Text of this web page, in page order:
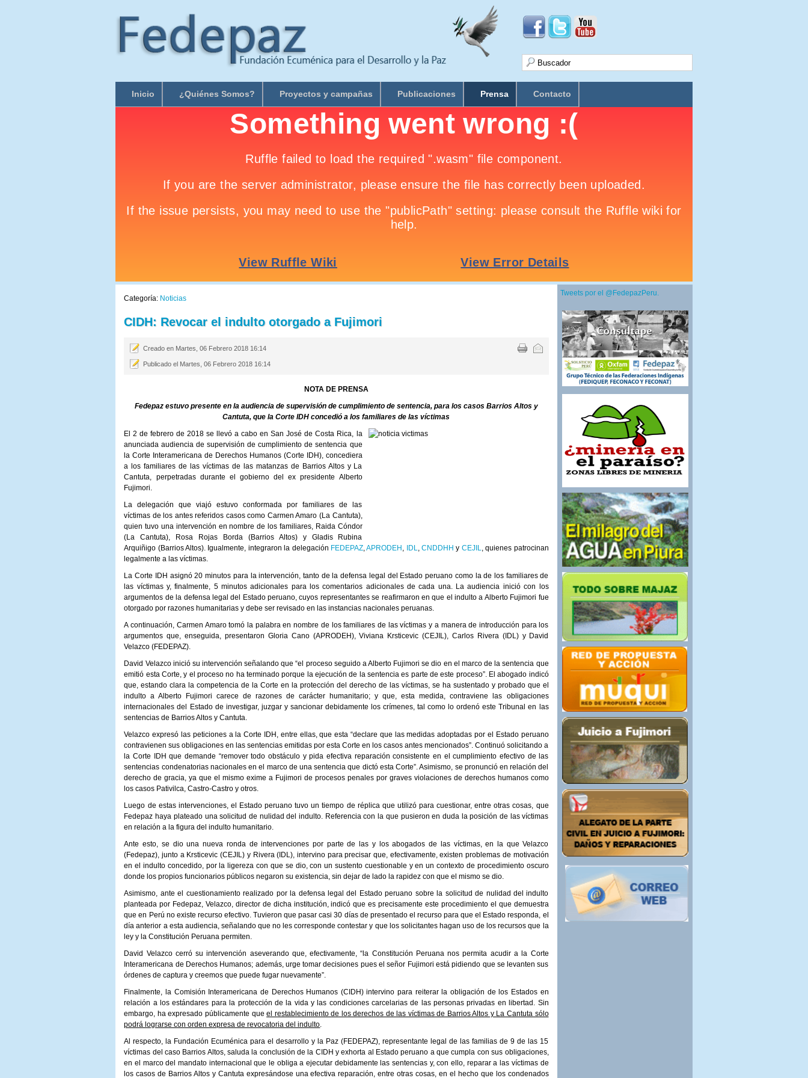
Inicio ¿Quiénes Somos? Proyectos y campañas Publicaciones Prensa Contacto
Categoría: Noticias
CIDH: Revocar el indulto otorgado a Fujimori
Creado en Martes, 06 Febrero 2018 16:14
Publicado el Martes, 06 Febrero 2018 16:14
NOTA DE PRENSA
Fedepaz estuvo presente en la audiencia de supervisión de cumplimiento de sentencia, para los casos Barrios Altos y
Cantuta, que la Corte IDH concedió a los familiares de las víctimas
El 2 de febrero de 2018 se llevó a cabo en San José de Costa Rica, la
anunciada audiencia de supervisión de cumplimiento de sentencia que
la Corte Interamericana de Derechos Humanos (Corte IDH), concediera
a los familiares de las víctimas de las matanzas de Barrios Altos y La
Cantuta, perpetradas durante el gobierno del ex presidente Alberto
Fujimori.
La delegación que viajó estuvo conformada por familiares de las
víctimas de los antes referidos casos como Carmen Amaro (La Cantuta),
quien tuvo una intervención en nombre de los familiares, Raida Cóndor
(La Cantuta), Rosa Rojas Borda (Barrios Altos) y Gladis Rubina
Arquiñigo (Barrios Altos). Igualmente, integraron la delegación FEDEPAZ,APRODEH IDL ,CNDDHH y CEJIL
, quienes patrocinan
legalmente a las víctimas.
La Corte IDH asignó 20 minutos para la intervención, tanto de la defensa legal del Estado peruano como la de los familiares de
las víctimas y, finalmente, 5 minutos adicionales para los comentarios adicionales de cada una. La audiencia inició con los
argumentos de la defensa legal del Estado peruano, cuyos representantes se reafirmaron en que el indulto a Alberto Fujimori fue
otorgado por razones humanitarias y debe ser revisado en las instancias nacionales peruanas.
A continuación, Carmen Amaro tomó la palabra en nombre de los familiares de las víctimas y a manera de introducción para los
argumentos que, enseguida, presentaron Gloria Cano (APRODEH), Viviana Krsticevic (CEJIL), Carlos Rivera (IDL) y David
Velazco (FEDEPAZ).
David Velazco inició su intervención señalando que “el proceso seguido a Alberto Fujimori se dio en el marco de la sentencia que
emitió esta Corte, y el proceso no ha terminado porque la ejecución de la sentencia es parte de este proceso”. El abogado indicó
que, estando clara la competencia de la Corte en la protección del derecho de las víctimas, se ha sustentado y probado que el
indulto a Alberto Fujimori carece de razones de carácter humanitario; y que, esta medida, contraviene las obligaciones
internacionales del Estado de investigar, juzgar y sancionar debidamente los crímenes, tal como lo ordenó este Tribunal en las
sentencias de Barrios Altos y Cantuta.
Velazco expresó las peticiones a la Corte IDH, entre ellas, que esta “declare que las medidas adoptadas por el Estado peruano
contravienen sus obligaciones en las sentencias emitidas por esta Corte en los casos antes mencionados”. Continuó solicitando a
la Corte IDH que demande “remover todo obstáculo y pida efectiva reparación consistente en el cumplimiento efectivo de las
sentencias condenatorias nacionales en el marco de una sentencia que dictó esta Corte”. Asimismo, se pronunció en relación del
derecho de gracia, ya que el mismo exime a Fujimori de procesos penales por graves violaciones de derechos humanos como
los casos Pativilca, Castro-Castro y otros.
Luego de estas intervenciones, el Estado peruano tuvo un tiempo de réplica que utilizó para cuestionar, entre otras cosas, que
Fedepaz haya plateado una solicitud de nulidad del indulto. Referencia con la que pusieron en duda la posición de las víctimas
en relación a la figura del indulto humanitario.
Ante esto, se dio una nueva ronda de intervenciones por parte de las y los abogados de las víctimas, en la que Velazco
(Fedepaz), junto a Krsticevic (CEJIL) y Rivera (IDL), intervino para precisar que, efectivamente, existen problemas de motivación
en el indulto concedido, por la ligereza con que se dio, con un sustento cuestionable y en un contexto de procedimiento oscuro
donde los propios funcionarios públicos negaron su existencia, sin dejar de lado la rapidez con que el mismo se dio.
Asimismo, ante el cuestionamiento realizado por la defensa legal del Estado peruano sobre la solicitud de nulidad del indulto
planteada por Fedepaz, Velazco, director de dicha institución, indicó que es precisamente este procedimiento el que demuestra
que en Perú no existe recurso efectivo. Tuvieron que pasar casi 30 días de presentado el recurso para que el Estado responda, el
día anterior a esta audiencia, señalando que no les corresponde contestar y que los solicitantes hagan uso de los recursos que la
ley y la Constitución Peruana permiten.
David Velazco cerró su intervención aseverando que, efectivamente, “la Constitución Peruana nos permita acudir a la Corte
Interamericana de Derechos Humanos; además, urge tomar decisiones pues el señor Fujimori está pidiendo que se levanten sus
órdenes de captura y creemos que puede fugar nuevamente”.
Finalmente, la Comisión Interamericana de Derechos Humanos (CIDH) intervino para reiterar la obligación de los Estados en
relación a los estándares para la protección de la vida y las condiciones carcelarias de las personas privadas en libertad. Sin
embargo, ha expresado públicamente queel restablecimiento de los derechos de las víctimas de Barrios Altos y La Cantuta sólo
podrá lograrse con orden expresa de revocatoria del indulto
Al respecto, la Fundación Ecuménica para el desarrollo y la Paz (FEDEPAZ), representante legal de las familias de 9 de las 15
víctimas del caso Barrios Altos, saluda la conclusión de la CIDH y exhorta al Estado peruano a que cumpla con sus obligaciones,
en el marco del mandato internacional que le obliga a ejecutar debidamente las sentencias y, con ello, reparar a las víctimas de
los casos de Barrios Altos y Cantuta expresándose una efectiva reparación, entre otras cosas, en el hecho que los condenados
Tweets por el @FedepazPeru.